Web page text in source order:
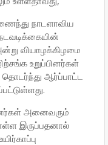
நாடளாவிய
வியாழக்கிழமை
உறுப்பினர்கள்
ஆர்ப்பாட்ட
அனைவரும்
இருப்பதனால்